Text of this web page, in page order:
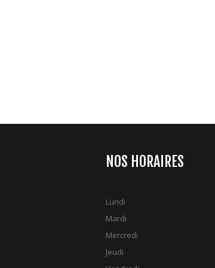
NOS HORAIRES
Lundi
Mardi
Mercredi
Jeudi